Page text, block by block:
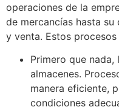
operaciones de la
de mercancías hasta su
y venta. Estos
Primero que nada,
almacenes.
manera eficiente,
condiciones